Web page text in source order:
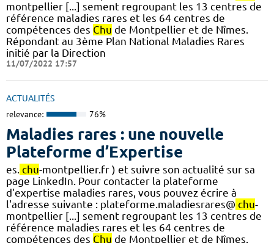
montpellier [...] sement regroupant les 13 centres de
référence maladies rares et les 64 centres de
compétences des Chu de Montpellier et de Nîmes.
Répondant au 3ème Plan National Maladies Rares
initié par la Direction
11/07/2022 17:57
ACTUALITÉS
relevance: 76%
Maladies rares : une nouvelle
Plateforme d’Expertise
es. chu-montpellier.fr ) et suivre son actualité sur sa
page LinkedIn. Pour contacter la plateforme
d'expertise maladies rares, vous pouvez écrire à
l'adresse suivante : plateforme.maladiesrares@ chu-
montpellier [...] sement regroupant les 13 centres de
référence maladies rares et les 64 centres de
compétences des Chu de Montpellier et de Nîmes.